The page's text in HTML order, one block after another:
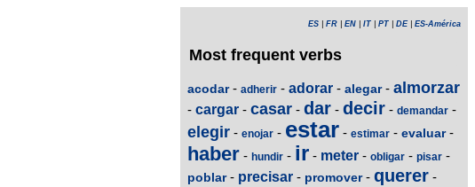
ES FR EN IT PT DE| ES-América
Most frequent verbs
acodar- adherir - adorar - alegar- almorzar
- cargar - casar - dar - decir - demandar -
elegir - enojar - estar - estimar - evaluar-
haber - hundir - ir - meter - obligar - pisar -
poblar- precisar - promover- querer -